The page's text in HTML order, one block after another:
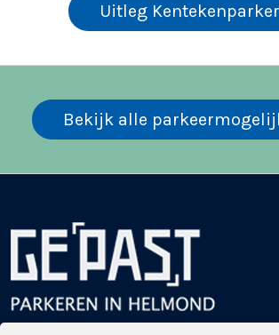
Uitleg
Bekijk alle